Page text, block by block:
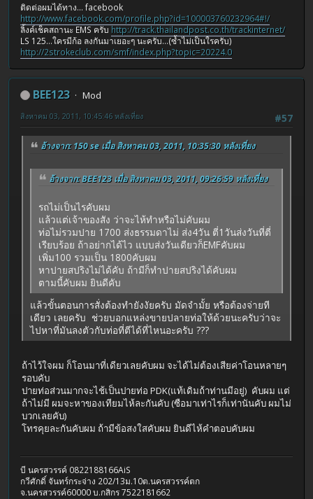
ติดต่อผมได้ทาง... facebook
http://www.facebook.com/profile.php?id=100003760232964#!/
ลิ้งค์เช็คสถานะ EMS ครับ http://track.thailandpost.co.th/trackinternet/
LS 125...ใครมีก้อ ลงกันมาเยอะๆ นะครับ...(ซ้ำไม่เป็นใรครับ)
http://2strokeclub.com/smf/index.php?topic=20224.0
BEE123
Mod
#57
สิงหาคม 03, 2011, 10:45:46 หลังเที่ยง
อ้างจาก: 150 se เมื่อ สิงหาคม 03, 2011, 10:35:30 หลังเที่ยง
อ้างจาก: BEE123 เมื่อ สิงหาคม 03, 2011, 09:26:59 หลังเที่ยง
รถไม่เป็นไรคับผม
แล้วแต่เจ้าของสัง ว่าจะไห้ทำหรือไม่คับผม
ท่อไม่รวมปาย 1700 ส่งธรรมดาไม่ ส่ง4วัน ตี่1วันส่งวันที่ตี่
เรียบร้อย ถ้าอย่ากได้ไว แบบส่งวันเดียวก็EMFคับผม
เพิ่ม100 รวมเป็น 1800คับผม
หาปายสปริงไม่ได้คับ ถ้ามีก็ทำปายสปริงได้คับผม
ตามนี้คับผม ยินดีคับ
แล้วขั้นตอนการสั่งต้องทำยังงัยครับ มัดจำมั้ย หรือต้องจ่ายที
เดียว เลยครับ ช่วยบอกแหล่งขายปลายท่อให้ด้วยนะครับว่าจะ
ไปหาที่มันลงตัวกับท่อที่ตีได้ที่ไหนอะครับ ???
ถ้าไว้ใจผม ก็โอนมาที่เดียวเลยคับผม จะได้ไม่ต้องเสียค่าโอนหลายๆ
รอบคับ
ปายท่อส่วนมากจะไช้เป็นปายท่อ PDK(แท้เดิมถ้าท่านมีอยู่) คับผม แต่
ถ้าไม่มี ผมจะหาของเทียมไห้ละกันคับ (ซือมาเท่าไรก็เท่านันคับ ผมไม่
บวกเลยคับ)
โทรคุยละกันคับผม ถ้ามีข้อสงใสคับผม ยินดีไห้คำตอบคับผม
บี นครสวรรค์ 0822188166AiS
กวีศักดิ์ จันทร์กระจ่าง 202/13ม.10ต.นครสวรรค์ตก
จ.นครสวรรค์60000 บ.กสิกร 7522181662